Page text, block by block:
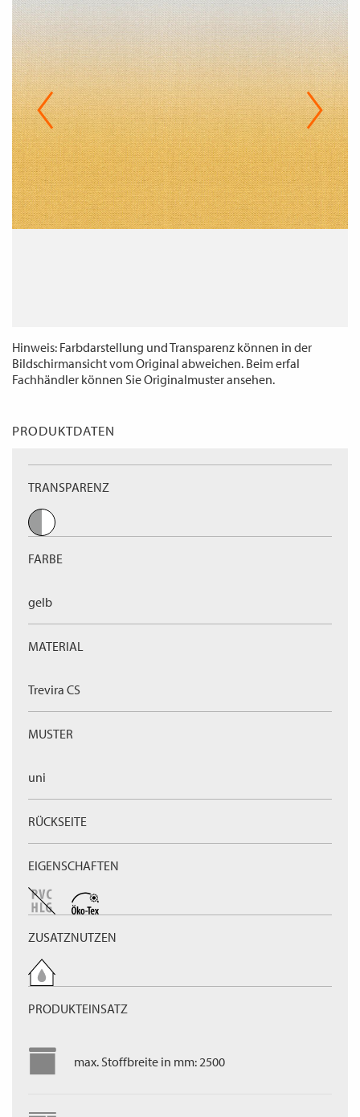
WECHSELN
DE
Hinweis: Farbdarstellung und Transparenz können in der
Bildschirmansicht vom Original abweichen. Beim erfal
Fachhändler können Sie Originalmuster ansehen.
PRODUKTDATEN
TRANSPARENZ
FARBE
gelb
MATERIAL
Trevira CS
MUSTER
uni
RÜCKSEITE
EIGENSCHAFTEN
ZUSATZNUTZEN
PRODUKTEINSATZ
max. Stoffbreite in mm: 2500